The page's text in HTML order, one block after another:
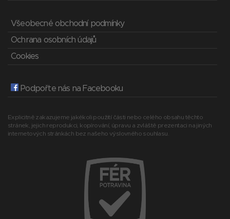
Všeobecné obchodní podmínky
Ochrana osobních údajů
Cookies
Podpořte nás na Facebooku
Explicitně zakazujeme jakékoli použití části nebo celého obsahu těchto
stránek, jejich reprodukci, kopírování, úpravu a zvláště prezentaci na jiných
internetových stránkách bez našeho výslovného souhlasu.